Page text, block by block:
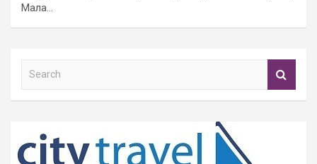
Мала…
h